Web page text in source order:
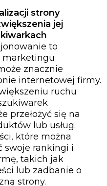
strony
jej
to
marketingu
znacznie
internetowej firmy.
ruchu
przełożyć się na
lub usług.
które można
swoje rankingi i
takich jak
lub zadbanie o
strony.